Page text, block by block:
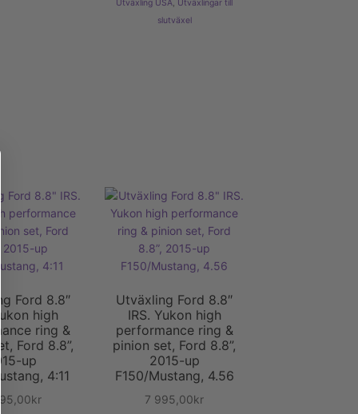
Utväxling USA, Utväxlingar till
slutväxel
Ford 8.8″
high
ring &
Ford 8.8”,
up
4:11
kr
Utväxling Ford 8.8″
IRS. Yukon high
performance ring &
pinion set, Ford 8.8”,
2015-up
F150/Mustang, 4.56
7 995,00kr